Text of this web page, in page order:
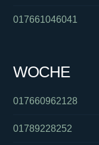
017661046041
WOCHE
017660962128
01789228252